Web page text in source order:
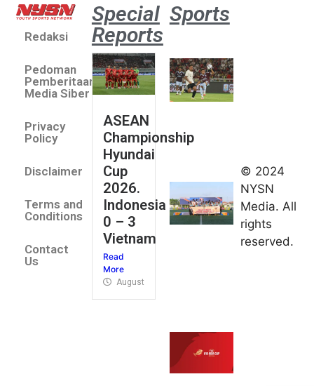
Redaksi
Pedoman
Pemberitaan
Media Siber
Privacy
Policy
Disclaimer
Terms and
Conditions
Contact
Us
Special
Reports
ASEAN
Championship
Hyundai
Cup
2026.
Indonesia
0 – 3
Vietnam
Read
More
August 4, 2026
Sports
umum
Kejurnas
Panahan
Junior di
Kudus
© 2024
NYSN
Media. All
rights
reserved.